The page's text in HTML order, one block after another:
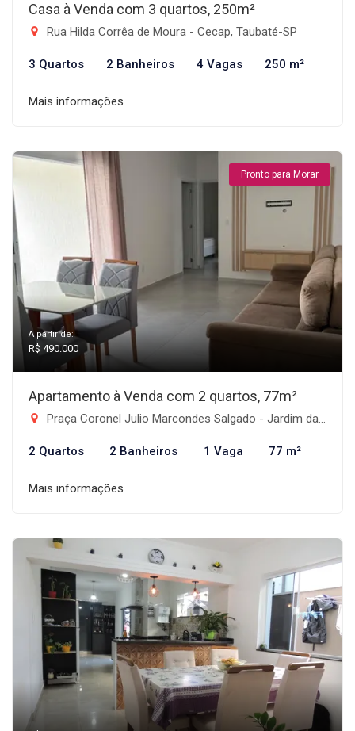
Casa à Venda com 3 quartos, 250m²
Rua Hilda Corrêa de Moura - Cecap, Taubaté-SP
3 Quartos 2 Banheiros 4 Vagas 250 m²
Mais informações
Pronto para Morar
A partir de:
R$ 490.000
Apartamento à Venda com 2 quartos, 77m²
Praça Coronel Julio Marcondes Salgado - Jardim das Nações, Taubaté-SP
2 Quartos 2 Banheiros 1 Vaga 77 m²
Mais informações